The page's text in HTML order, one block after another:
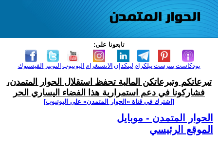
تابعونا على:
الفيسبوك التويتر اليوتيوب الانستغرام لينكدإن تيلكرامبنترست بودكاست
تبرعاتكم وتبرعاتكن المالية تحفظ استقلال الحوار المتمدن،
فشاركونا في دعم استمرارية هذا الفضاء اليساري الحر
[اشترك في قناة ‫«الحوار المتمدن» على اليوتيوب]
الحوار المتمدن - موبايل
الموقع الرئيسي